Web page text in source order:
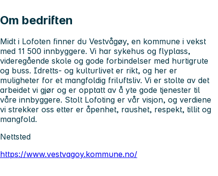
Om bedriften
Midt i Lofoten finner du Vestvågøy, en kommune i vekst
med 11 500 innbyggere. Vi har sykehus og flyplass,
videregående skole og gode forbindelser med hurtigrute
og buss. Idretts- og kulturlivet er rikt, og her er
muligheter for et mangfoldig friluftsliv. Vi er stolte av det
arbeidet vi gjør og er opptatt av å yte gode tjenester til
våre innbyggere. Stolt Lofoting er vår visjon, og verdiene
vi strekker oss etter er åpenhet, raushet, respekt, tillit og
mangfold.
Nettsted
https://www.vestvagoy.kommune.no/